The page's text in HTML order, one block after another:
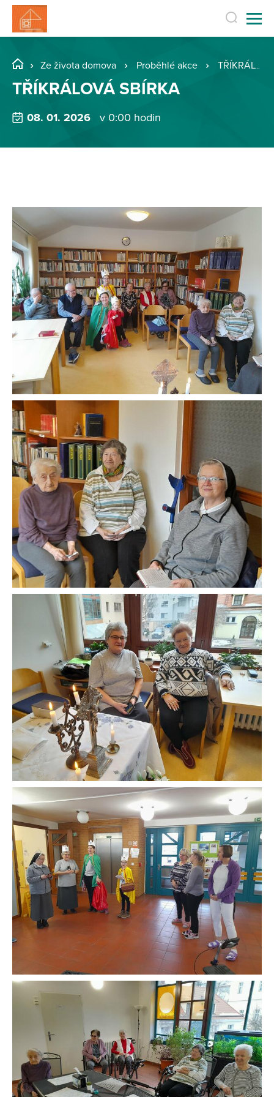
Ze života domova Proběhlé akce TŘÍKRÁLOVÁ SBÍRKA
TŘÍKRÁLOVÁ SBÍRKA
08. 01. 2026 v 0:00 hodin